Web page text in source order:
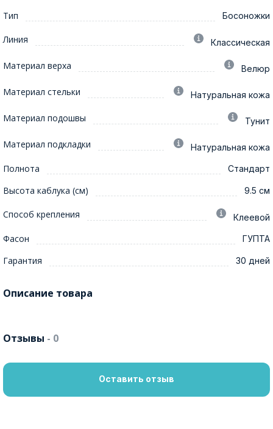
Тип Босоножки
Линия Классическая
Материал верха Велюр
Материал стельки Натуральная кожа
Материал подошвы Тунит
Материал подкладки Натуральная кожа
Полнота Стандарт
Высота каблука (см) 9.5 см
Способ крепления Клеевой
Фасон ГУПТА
Гарантия 30 дней
Описание товара
Отзывы - 0
Оставить отзыв